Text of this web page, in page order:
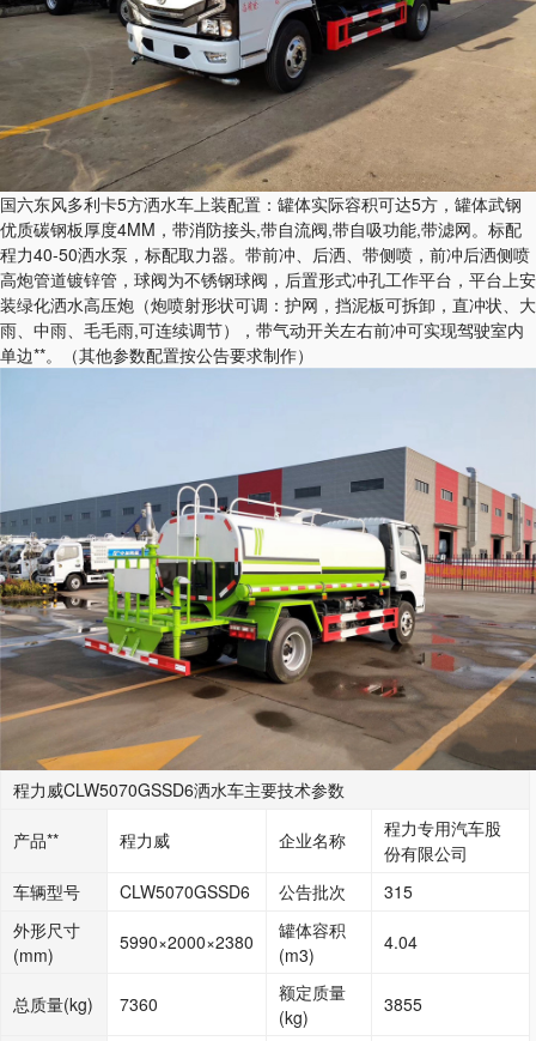
国六东风多利卡5方洒水车上装配置：罐体实际容积可达5方，罐体武钢
优质碳钢板厚度4MM，带消防接头,带自流阀,带自吸功能,带滤网。标配
程力40-50洒水泵，标配取力器。带前冲、后洒、带侧喷，前冲后洒侧喷
高炮管道镀锌管，球阀为不锈钢球阀，后置形式冲孔工作平台，平台上安
装绿化洒水高压炮（炮喷射形状可调：护网，挡泥板可拆卸，直冲状、大
雨、中雨、毛毛雨,可连续调节），带气动开关左右前冲可实现驾驶室内
单边**。（其他参数配置按公告要求制作）
程力威CLW5070GSSD6洒水车主要技术参数
产品** 程力威 企业名称
程力专用汽车股
份有限公司
车辆型号
CLW5070GSSD6 公告批次
315
外形尺寸
(mm)
5990×2000×2380
罐体容积
(m3)
4.04
总质量(kg) 7360
额定质量
(kg)
3855